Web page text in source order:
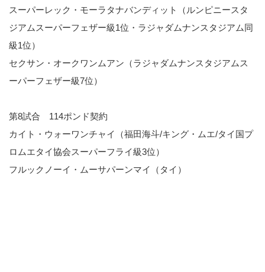
スーパーレック・モーラタナバンディット（ルンピニースタ
ジアムスーパーフェザー級1位・ラジャダムナンスタジアム同
級1位）
セクサン・オークワンムアン（ラジャダムナンスタジアムス
ーパーフェザー級7位）
第8試合 114ポンド契約
カイト・ウォーワンチャイ（福田海斗/キング・ムエ/タイ国プ
ロムエタイ協会スーパーフライ級3位）
フルックノーイ・ムーサパーンマイ（タイ）